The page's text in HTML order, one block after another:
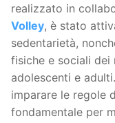
realizzato in
Volley, è stato
sedentarietà,
fisiche e sociali dei
adolescenti e
imparare le regole
fondamentale per